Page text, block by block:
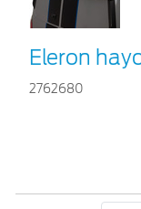
Eleron
2762680